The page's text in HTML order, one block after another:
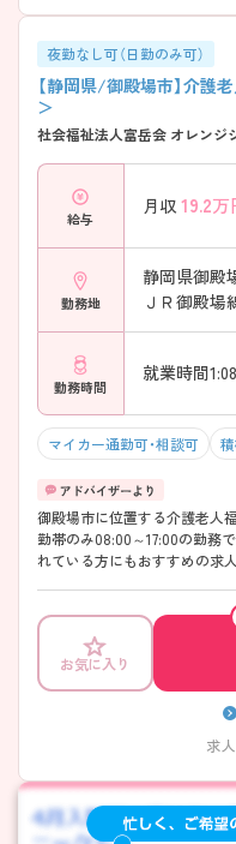
夜勤なし可（日勤のみ可）
【静岡県/御殿場市】介護
＞
社会福祉法人富岳会 オレンジ
給与
月収 19.2万
勤務地
静岡県御殿
ＪＲ御殿場
勤務時間
就業時間
マイカー通勤可・相談可
御殿場市に位置する介護老人福
勤帯のみ08:00～17:00の勤務
れている方にもおすすめの求人です。 ご興味をお持ちの方
お気に入り
求